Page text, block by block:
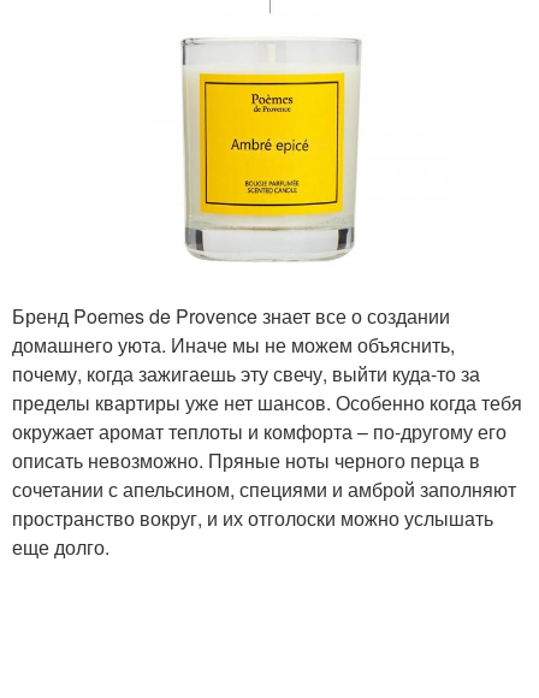
Бренд Poemes de Provence знает все о создании
домашнего уюта. Иначе мы не можем объяснить,
почему, когда зажигаешь эту свечу, выйти куда-то за
пределы квартиры уже нет шансов. Особенно когда тебя
окружает аромат теплоты и комфорта – по-другому его
описать невозможно. Пряные ноты черного перца в
сочетании с апельсином, специями и амброй заполняют
пространство вокруг, и их отголоски можно услышать
еще долго.